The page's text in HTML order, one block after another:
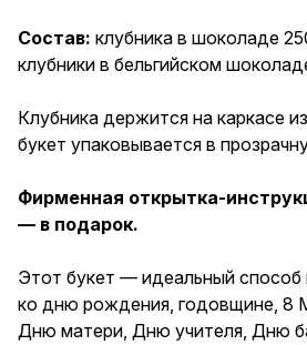
матери, Дню учителя, Дню
бабушки и дедушки или просто
съедобный букет — отличный
подарок бабушке, маме,
подруге, сестре, друзьям и
коллеге.
Состав: клубника в шоколаде
клубники в бельгийском
Клубника держится на каркасе
букет упаковывается в
Фирменная открытка-
— в подарок.
Этот букет — идеальный способ
ко дню рождения, годовщине, 8
Дню матери, Дню учителя, Дню